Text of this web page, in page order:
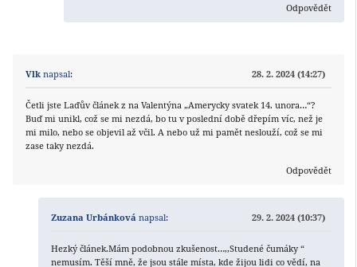
Odpovědět
Vlk napsal: 28. 2. 2024 (14:27)
Četli jste Laďův článek z na Valentýna „Amerycky svatek 14. unora…“?
Buď mi unikl, což se mi nezdá, bo tu v poslední době dřepím víc, než je
mi milo, nebo se objevil až včil. A nebo už mi pamět neslouží, což se mi
zase taky nezdá.
Odpovědět
Zuzana Urbánková napsal: 29. 2. 2024 (10:37)
Hezký článek.Mám podobnou zkušenost…,,Studené čumáky “
nemusím. Těší mně, že jsou stále místa, kde žijou lidi co vědí, na